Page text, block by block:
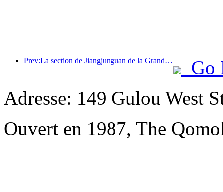
Prev:La section de Jiangjunguan de la Grande Muraille, située dans le district de Pinggu à Pékin, devrait ouvrir au public dès la fin de l'année 2026.
Go
Adresse: 149 Gulou West
Ouvert en 1987, The